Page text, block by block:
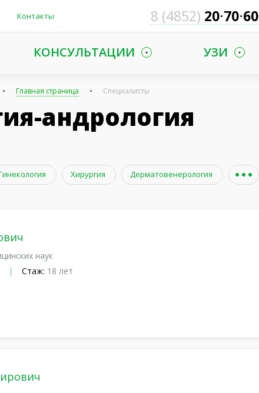
Контакты 8 (4852) 20 70 60
КОНСУЛЬТАЦИИ УЗИ
Главная страница Специалисты
андрология
Хирургия Дерматовенерология
наук
Стаж: 18 лет